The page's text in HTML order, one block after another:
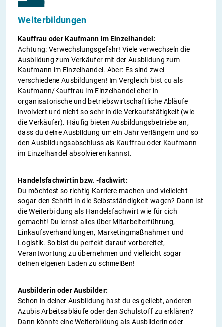
Weiterbildungen
Kauffrau oder Kaufmann im Einzelhandel:
Achtung: Verwechslungsgefahr! Viele verwechseln die
Ausbildung zum Verkäufer mit der Ausbildung zum
Kaufmann im Einzelhandel. Aber: Es sind zwei
verschiedene Ausbildungen! Im Vergleich bist du als
Kaufmann/Kauffrau im Einzelhandel eher in
organisatorische und betriebswirtschaftliche Abläufe
involviert und nicht so sehr in die Verkaufstätigkeit (wie
die Verkäufer). Häufig bieten Ausbildungsbetriebe an,
dass du deine Ausbildung um ein Jahr verlängern und so
den Ausbildungsabschluss als Kauffrau oder Kaufmann
im Einzelhandel absolvieren kannst.
Handelsfachwirtin bzw. -fachwirt:
Du möchtest so richtig Karriere machen und vielleicht
sogar den Schritt in die Selbstständigkeit wagen? Dann ist
die Weiterbildung als Handelsfachwirt wie für dich
gemacht! Du lernst alles über Mitarbeiterführung,
Einkaufsverhandlungen, Marketingmaßnahmen und
Logistik. So bist du perfekt darauf vorbereitet,
Verantwortung zu übernehmen und vielleicht sogar
deinen eigenen Laden zu schmeißen!
Ausbilderin oder Ausbilder:
Schon in deiner Ausbildung hast du es geliebt, anderen
Azubis Arbeitsabläufe oder den Schulstoff zu erklären?
Dann könnte eine Weiterbildung als Ausbilderin oder